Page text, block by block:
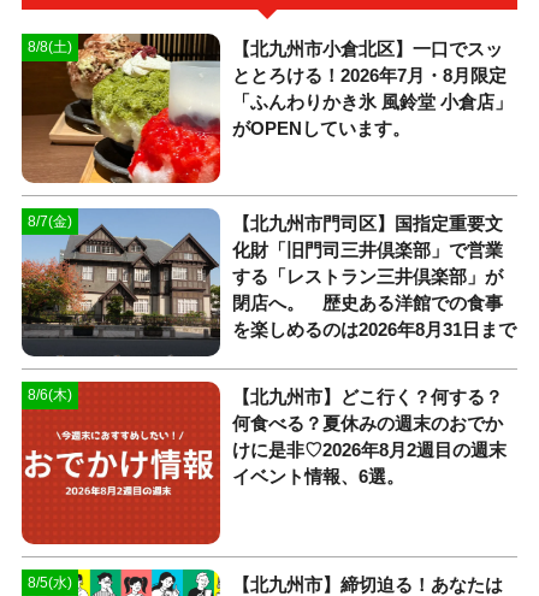
8/8(土)
【北九州市小倉北区】一口でスッ
ととろける！2026年7月・8月限定
「ふんわりかき氷 風鈴堂 小倉店」
がOPENしています。
8/7(金)
【北九州市門司区】国指定重要文
化財「旧門司三井倶楽部」で営業
する「レストラン三井倶楽部」が
閉店へ。 歴史ある洋館での食事
を楽しめるのは2026年8月31日まで
8/6(木)
【北九州市】どこ行く？何する？
何食べる？夏休みの週末のおでか
けに是非♡2026年8月2週目の週末
イベント情報、6選。
8/5(水)
【北九州市】締切迫る！あなたは